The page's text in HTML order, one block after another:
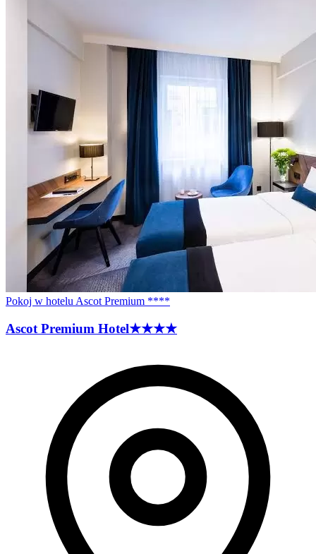
Pokoj w hotelu Ascot Premium ****
Ascot Premium Hotel★★★★